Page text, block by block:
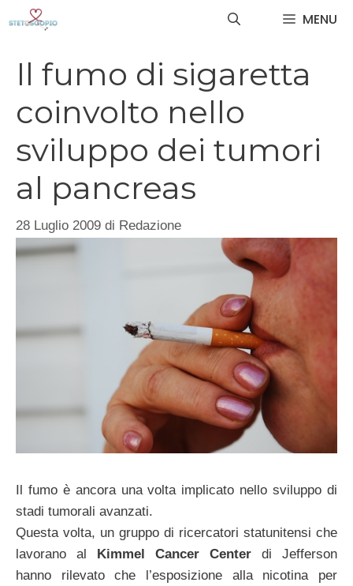
MENU
Il fumo di sigaretta
coinvolto nello
sviluppo dei tumori
al pancreas
28 Luglio 2009 di Redazione
Il fumo è ancora una volta implicato nello sviluppo di
stadi tumorali avanzati.
Questa volta, un gruppo di ricercatori statunitensi che
lavorano al
Kimmel Cancer Center di Jefferson
hanno rilevato che l’esposizione alla nicotina per